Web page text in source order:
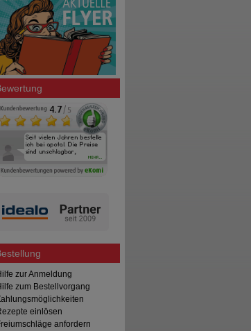
zur Anmeldung
zum Bestellvorgang
einlösen
anfordern